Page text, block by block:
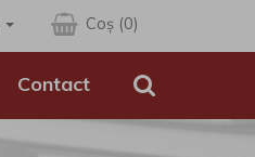
Coș (0)
Contact